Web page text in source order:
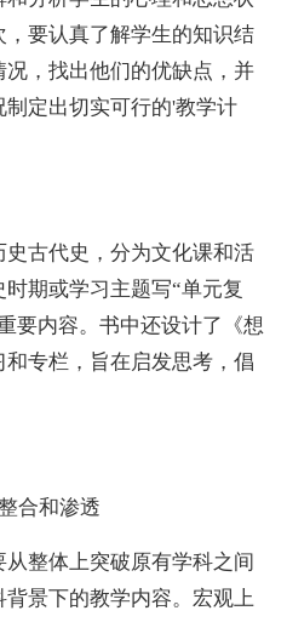
要认真了解学生的知识结
，找出他们的优缺点，并
定出切实可行的'教学计
古代史，分为文化课和活
期或学习主题写“单元复
要内容。书中还设计了《想
专栏，旨在启发思考，倡
合和渗透
整体上突破原有学科之间
景下的教学内容。宏观上